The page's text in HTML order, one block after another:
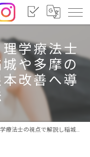
学療法士
や多摩の
改善へ導
説し稲城や多摩の四十肩五十肩を根本改善へ導く方法